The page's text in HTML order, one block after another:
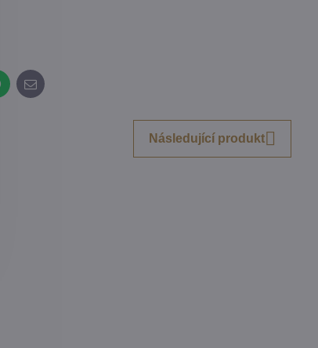
E-
mail
Následující produkt